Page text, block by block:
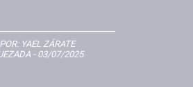
POR: YAEL ZÁRATE
- 03/07/2025